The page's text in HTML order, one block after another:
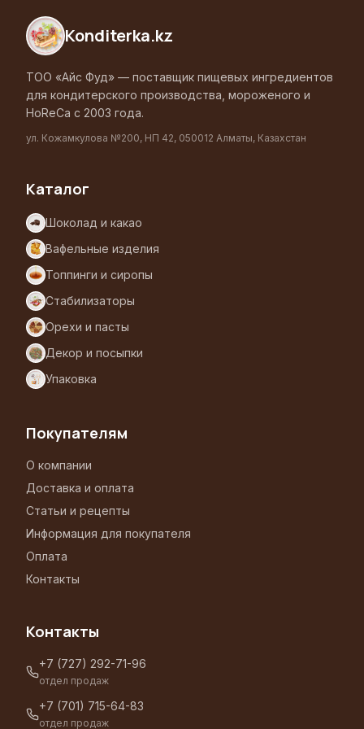
Konditerka.kz
ТОО «Айс Фуд» — поставщик пищевых ингредиентов
для кондитерского производства, мороженого и
HoReCa с 2003 года.
ул. Кожамкулова №200, НП 42, 050012 Алматы, Казахстан
Каталог
Шоколад и какао
Вафельные изделия
Топпинги и сиропы
Стабилизаторы
Орехи и пасты
Декор и посыпки
Упаковка
Покупателям
О компании
Доставка и оплата
Статьи и рецепты
Информация для покупателя
Оплата
Контакты
Контакты
+7 (727) 292-71-96
отдел продаж
+7 (701) 715-64-83
отдел продаж